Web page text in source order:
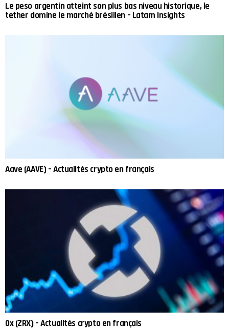
Le peso argentin atteint son plus bas niveau historique, le
tether domine le marché brésilien – Latam Insights
Aave (AAVE) – Actualités crypto en français
0x (ZRX) – Actualités crypto en français